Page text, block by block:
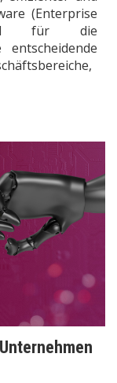
(Enterprise
für die